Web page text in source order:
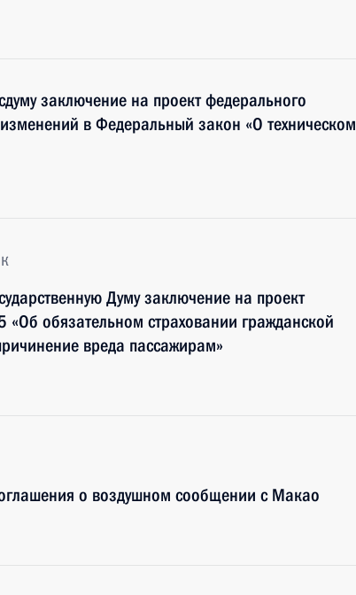
заключение на проект федерального
в Федеральный закон «О техническом
Думу заключение на проект
обязательном страховании гражданской
вреда пассажирам»
о воздушном сообщении с Макао